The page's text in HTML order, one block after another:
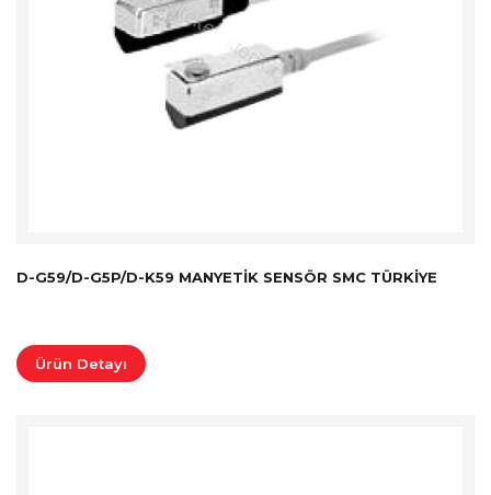
D-G59/D-G5P/D-K59 MANYETIK SENSÖR SMC TÜRKİYE
Ürün Detayı